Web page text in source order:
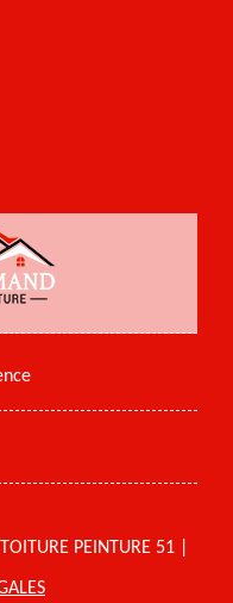
PEINTURE 51 |